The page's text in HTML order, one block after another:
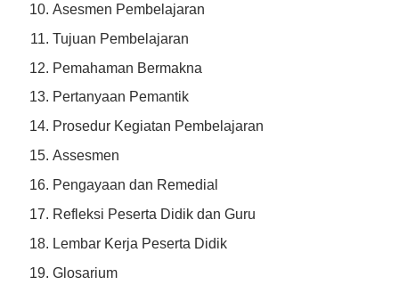
Asesmen Pembelajaran
Tujuan Pembelajaran
Pemahaman Bermakna
Pertanyaan Pemantik
Prosedur Kegiatan Pembelajaran
Assesmen
Pengayaan dan Remedial
Refleksi Peserta Didik dan Guru
Lembar Kerja Peserta Didik
Glosarium